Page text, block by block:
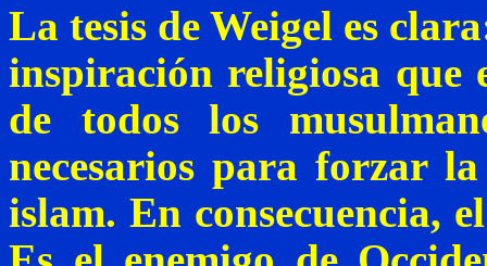
La tesis deWeigel es
inspiración religiosa que
de todos los
necesarios para forzar
islam. En consecuencia,